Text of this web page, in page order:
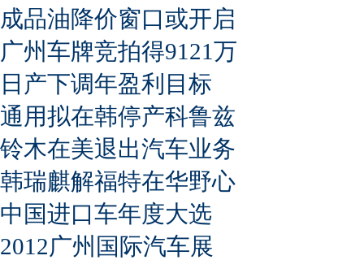
成品油降价窗口或开启
广州车牌竞拍得9121万
日产下调年盈利目标
通用拟在韩停产科鲁兹
铃木在美退出汽车业务
韩瑞麒解福特在华野心
中国进口车年度大选
2012广州国际汽车展